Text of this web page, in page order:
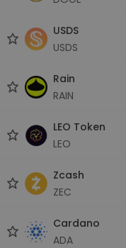
USDS
USDS
Rain
RAIN
LEO Token
LEO
Zcash
ZEC
Cardano
ADA